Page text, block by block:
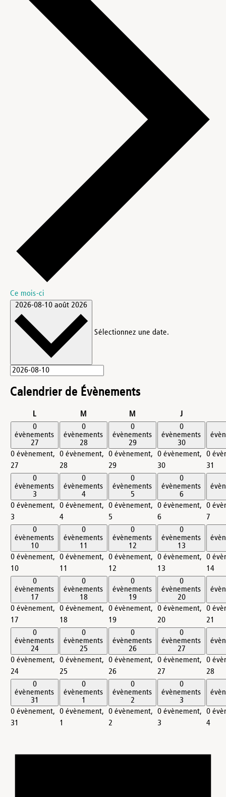
Ce mois-ci
2026-08-10 août 2026
Sélectionnez une date.
Calendrier de Évènements
Llundi M M Jjeudi
0
évènements
27
0 évènement,
27
0
évènements
28
0 évènement,
28
0
évènements
29
0 évènement,
29
0
évènements
30
0 évènement,
30
0
31
0
évènements
3
0 évènement,
3
0
évènements
4
0 évènement,
4
0
évènements
5
0 évènement,
5
0
évènements
6
0 évènement,
6
0
7
0
évènements
10
0 évènement,
10
0
évènements
11
0 évènement,
11
0
évènements
12
0 évènement,
12
0
évènements
13
0 évènement,
13
0
14
0
évènements
17
0 évènement,
17
0
évènements
18
0 évènement,
18
0
évènements
19
0 évènement,
19
0
évènements
20
0 évènement,
20
0
21
0
évènements
24
0 évènement,
24
0
évènements
25
0 évènement,
25
0
évènements
26
0 évènement,
26
0
évènements
27
0 évènement,
27
0
28
0
évènements
31
0 évènement,
31
0
évènements
1
0 évènement,
1
0
évènements
2
0 évènement,
2
0
évènements
3
0 évènement,
3
0
4